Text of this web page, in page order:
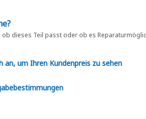
ob dieses Teil passt oder ob es
an, um Ihren Kundenpreis zu sehen